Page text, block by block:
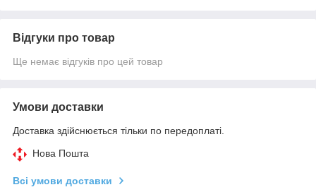
Відгуки про товар
Ще немає відгуків про цей товар
Умови доставки
Доставка здійснюється тільки по передоплаті.
Нова Пошта
Всі умови доставки